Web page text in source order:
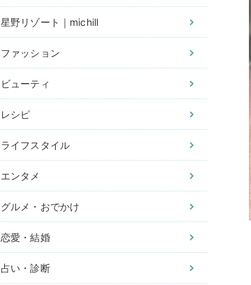
星野リゾート｜michill
ファッション
ビューティ
レシピ
ライフスタイル
エンタメ
グルメ・おでかけ
恋愛・結婚
占い・診断